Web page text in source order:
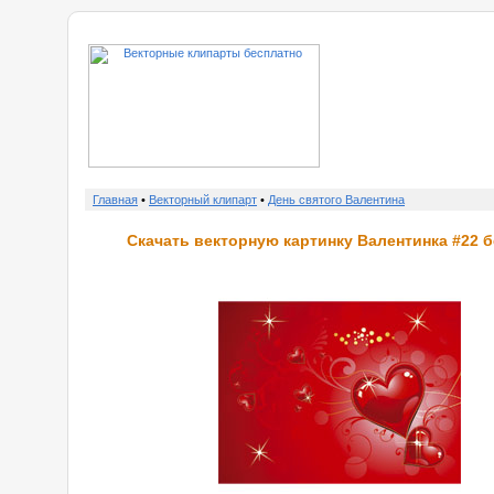
Главная • Векторный клипарт • День святого Валентина
Скачать векторную картинку Валентинка #22